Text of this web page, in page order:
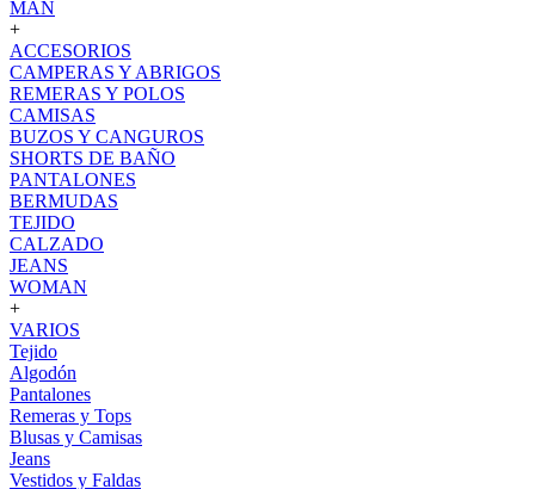
MAN
+
ACCESORIOS
CAMPERAS Y ABRIGOS
REMERAS Y POLOS
CAMISAS
BUZOS Y CANGUROS
SHORTS DE BAÑO
PANTALONES
BERMUDAS
TEJIDO
CALZADO
JEANS
WOMAN
+
VARIOS
Tejido
Algodón
Pantalones
Remeras y Tops
Blusas y Camisas
Jeans
Vestidos y Faldas